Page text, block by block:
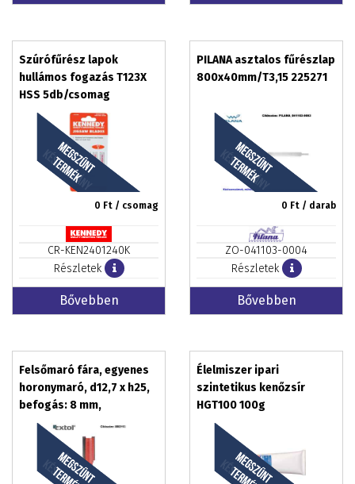
Szúrófűrész lapok
hullámos fogazás T123X
HSS 5db/csomag
0 Ft / csomag
CR-KEN2401240K
Részletek
Bővebben
PILANA asztalos fűrészlap
800x40mm/T3,15 225271
0 Ft / darab
ZO-041103-0004
Részletek
Bővebben
Felsőmaró fára, egyenes
horonymaró, d12,7 x h25,
befogás: 8 mm,
keményfém lapkás
Élelmiszer ipari
szintetikus kenőzsír
HGT100 100g